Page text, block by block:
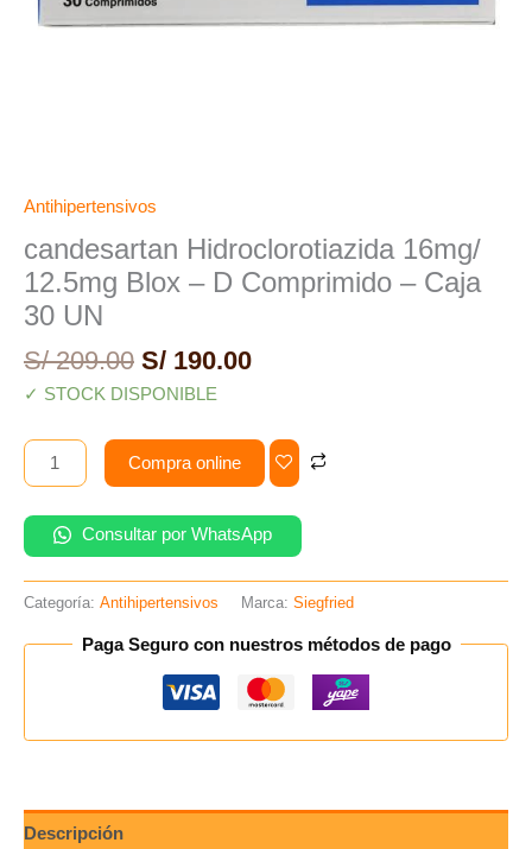
Antihipertensivos
candesartan Hidroclorotiazida 16mg/
12.5mg Blox – D Comprimido – Caja
30 UN
S/209.00 S/ 190.00
✓ STOCK DISPONIBLE
UN
Compra online
Consultar por WhatsApp
Categoría: Antihipertensivos Marca: Siegfried
Paga Seguro con nuestros métodos de pago
Descripción